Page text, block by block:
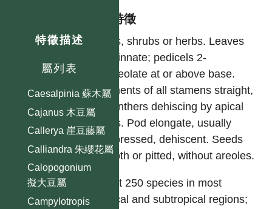
特徵描述
屬列表
Bauhinia 羊蹄甲屬
Brownea
Caesalpinia 蘇木屬
Cajanus 木豆屬
Callerya 崖豆藤屬
Calliandra 朱纓花屬
Calopogonium
擬大豆屬
Campylotropis
型態特徵
Trees, shrubs or herbs. Leaves
paripinnate; pedicels 2-
bracteolate at or above base.
Filaments of all stamens straight,
the anthers dehiscing by apical
pores. Pod elongate, usually
compressed, dehiscent. Seeds
smooth or pitted, without areoles.
About 250 species in most
tropical and subtropical regions;